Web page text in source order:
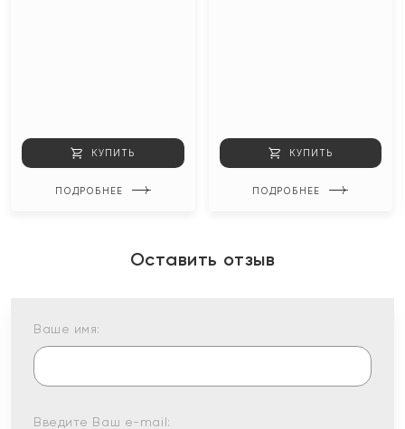
КУПИТЬ
ПОДРОБНЕЕ
КУПИТЬ
ПОДРОБНЕЕ
Оставить отзыв
Ваше имя:
Введите Ваш e-mail: